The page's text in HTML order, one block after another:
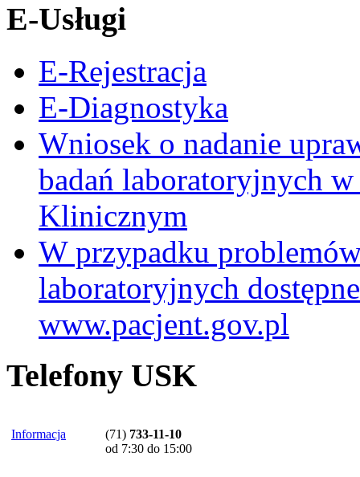
E-Usługi
E-Rejestracja
E-Diagnostyka
Wniosek o nadanie
badań laboratoryjnych
Klinicznym
W przypadku
laboratoryjnych
www.pacjent.gov.pl
Telefony USK
Informacja (71) 733-11-10
od 7:30 do 15:00